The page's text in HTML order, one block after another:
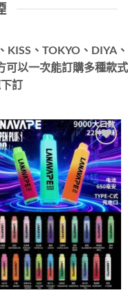
KISS、TOKYO、DIYA、
可以一次能訂購多種款式
訂
Add to
wishlist